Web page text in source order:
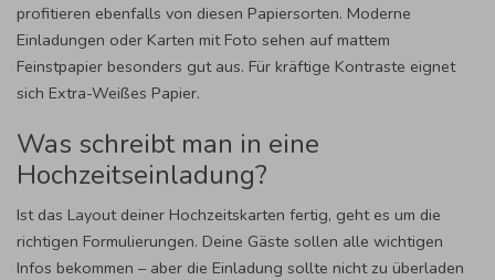
profitieren ebenfalls von diesen Papiersorten. Moderne
Einladungen oder Karten mit Foto sehen auf mattem
Feinstpapier besonders gut aus. Für kräftige Kontraste eignet
sich Extra-Weißes Papier.
Was schreibt man in eine
Hochzeitseinladung?
Ist das Layout deiner Hochzeitskarten fertig, geht es um die
richtigen Formulierungen. Deine Gäste sollen alle wichtigen
Infos bekommen – aber die Einladung sollte nicht zu überladen